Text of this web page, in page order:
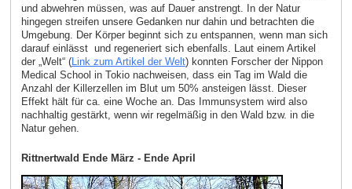
und abwehren müssen, was auf Dauer anstrengt. In der Natur
hingegen streifen unsere Gedanken nur dahin und betrachten die
Umgebung. Der Körper beginnt sich zu entspannen, wenn man sich
darauf einlässt und regeneriert sich ebenfalls. Laut einem Artikel
der „Welt“ (Link zum Artikel der Welt) konnten Forscher der Nippon
Medical School in Tokio nachweisen, dass ein Tag im Wald die
Anzahl der Killerzellen im Blut um 50% ansteigen lässt. Dieser
Effekt hält für ca. eine Woche an. Das Immunsystem wird also
nachhaltig gestärkt, wenn wir regelmäßig in den Wald bzw. in die
Natur gehen.
Rittnertwald Ende März - Ende April